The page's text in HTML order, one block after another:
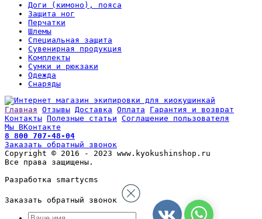
Доги (кимоно), пояса
Защита ног
Перчатки
Шлемы
Специальная защита
Сувенирная продукция
Комплекты
Сумки и рюкзаки
Одежда
Снаряды
Главная Отзывы Доставка Оплата
Гарантия и возврат
Контакты Полезные статьи Соглашение пользователя
Мы ВКонтакте
8 800 707-48-04
Заказать обратный звонок
Copyright © 2016 - 2023 www.kyokushinshop.ru
Все права защищены.
Разработка smartycms
Заказать обратный звонок